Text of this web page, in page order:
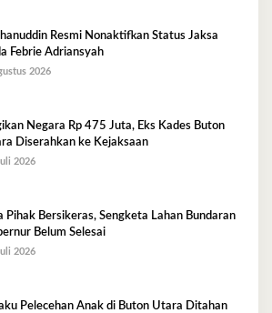
Resmi Nonaktifkan Status Jaksa
Febrie Adriansyah
2026
Negara Rp 475 Juta, Eks Kades Buton
Diserahkan ke Kejaksaan
2026
Pihak Bersikeras, Sengketa Lahan Bundaran
Belum Selesai
2026
Pelecehan Anak di Buton Utara Ditahan